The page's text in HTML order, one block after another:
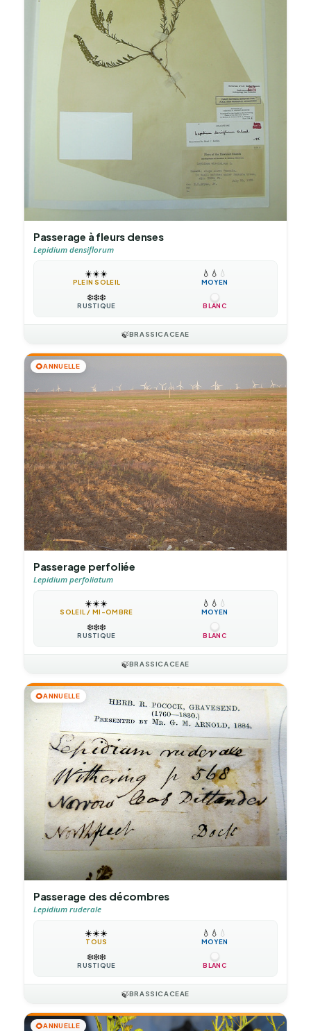
Passerage à fleurs denses
Lepidium densiflorum
☀️☀️☀️
PLEIN SOLEIL
💧 💧 💧
MOYEN
❄️❄️❄️
RUSTIQUE BLANC
🍃BRASSICACEAE
🌻ANNUELLE
Passerage perfoliée
Lepidium perfoliatum
☀️☀️☀️
SOLEIL / MI-OMBRE
💧 💧 💧
MOYEN
❄️❄️❄️
RUSTIQUE BLANC
🍃BRASSICACEAE
🌻ANNUELLE
Passerage des décombres
Lepidium ruderale
☀️☀️☀️
TOUS
💧 💧 💧
MOYEN
❄️❄️❄️
RUSTIQUE BLANC
🍃BRASSICACEAE
🌻ANNUELLE